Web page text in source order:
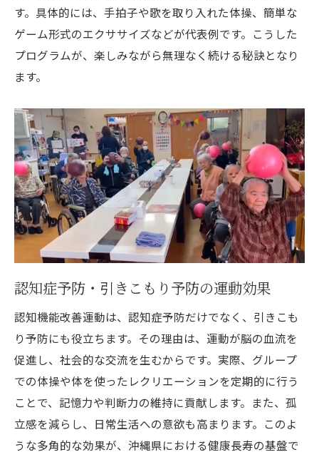
す。具体的には、手拍子や歌を取り入れた体操、簡単な
ゲーム形式のエクササイズなどが代表例です。こうした
プログラムが、楽しみながら無理なく続ける秘訣となり
ます。
認知症予防・引きこもり予防の運動効果
認知機能改善運動は、認知症予防だけでなく、引きこも
り予防にも役立ちます。その理由は、運動が脳の血流を
促進し、社会的な交流を生むからです。実際、グループ
での体操や体を使ったレクリエーションを定期的に行う
ことで、記憶力や判断力の維持に貢献します。また、孤
立感を減らし、日常生活への意欲も高まります。このよ
うな多角的な効果が、沖縄県における健康長寿の基盤で